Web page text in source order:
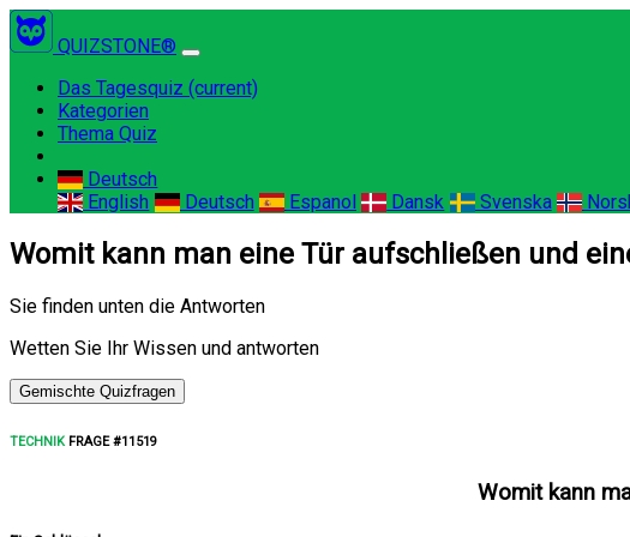
QUIZSTONE®
Das Tagesquiz (current)
Kategorien
Thema Quiz
Deutsch
English
Deutsch Espanol Dansk Svenska
Womit kann man eine Tür aufschließen und
Sie finden unten die Antworten
Wetten Sie Ihr Wissen und antworten
Gemischte Quizfragen
TECHNIKFRAGE #11519
Womit kann